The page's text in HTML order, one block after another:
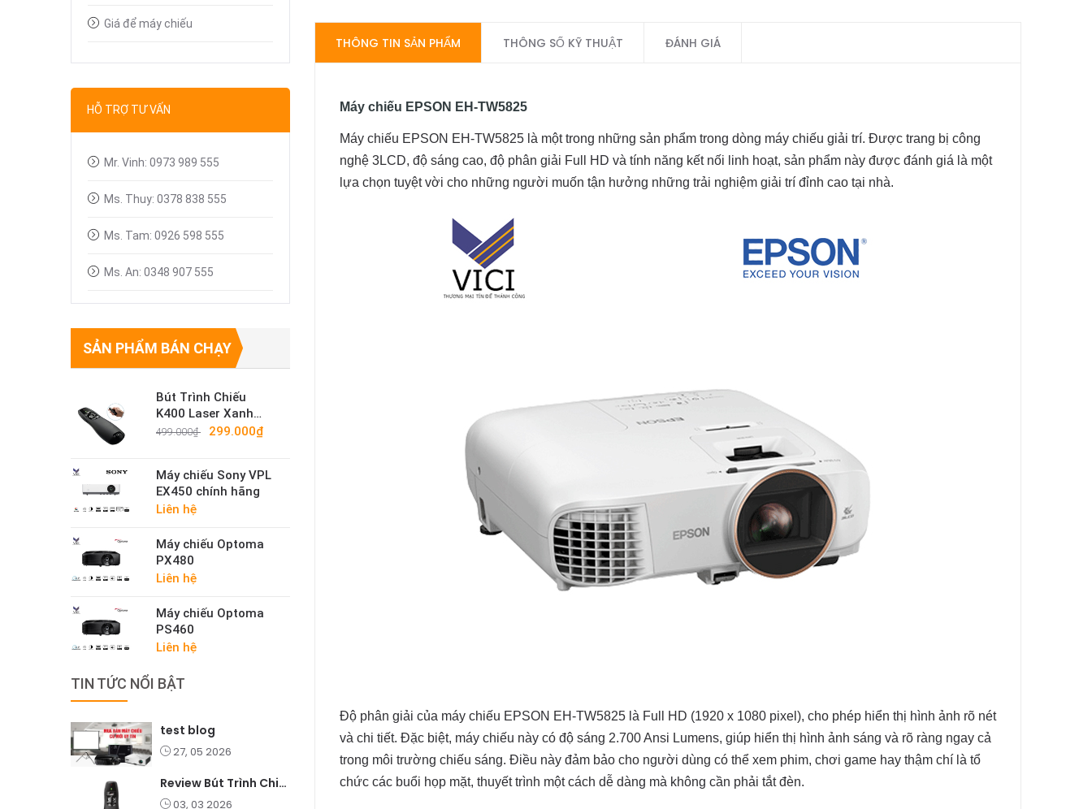
Giá để máy chiếu
Bút trình chiếu
Linh kiện máy chiếu
HỖ TRỢ TƯ VẤN
Mr. Vinh: 0973 989 555
Ms. Thuy: 0378 838 555
Ms. Tam: 0926 598 555
Ms. An: 0348 907 555
SẢN PHẨM BÁN CHẠY
Bút Trình Chiếu
K400 Laser Xanh
Cao Cấp – Bút Trình
499.000₫ 299.000₫
Máy chiếu Sony VPL
EX450 chính hãng
Liên hệ
Máy chiếu Optoma
PX480
Liên hệ
Máy chiếu Optoma
PS460
Liên hệ
TIN TỨC NỔI BẬT
test blog
27, 05 2026
Review Bút Trình Chiếu K400 Laser 2.4G: Nhỏ Gọn, Ổn Định, Lý Tưởng Cho Giáo Viên Và Doanh Nghiệp
03, 03 2026
THÔNG TIN SẢN PHẨM THÔNG SỐ KỸ THUẬT ĐÁNH GIÁ
Máy chiếu EPSON EH-TW5825
Máy chiếu EPSON EH-TW5825 là một trong những sản phẩm trong dòng máy chiếu giải trí. Được trang bị công
nghệ 3LCD, độ sáng cao, độ phân giải Full HD và tính năng kết nối linh hoạt, sản phẩm này được đánh giá là một
lựa chọn tuyệt vời cho những người muốn tận hưởng những trải nghiệm giải trí đỉnh cao tại nhà.
Độ phân giải của máy chiếu EPSON EH-TW5825 là Full HD (1920 x 1080 pixel), cho phép hiển thị hình ảnh rõ nét
và chi tiết. Đặc biệt, máy chiếu này có độ sáng 2.700 Ansi Lumens, giúp hiển thị hình ảnh sáng và rõ ràng ngay cả
trong môi trường chiếu sáng. Điều này đảm bảo cho người dùng có thể xem phim, chơi game hay thậm chí là tổ
chức các buổi họp mặt, thuyết trình một cách dễ dàng mà không cần phải tắt đèn.